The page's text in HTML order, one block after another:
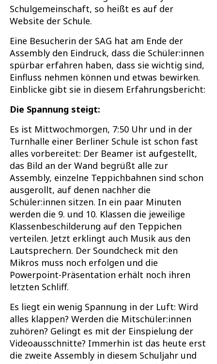
Schulgemeinschaft, so heißt es auf der
Website der Schule.
Eine Besucherin der SAG hat am Ende der
Assembly den Eindruck, dass die Schüler:innen
spürbar erfahren haben, dass sie wichtig sind,
Einfluss nehmen können und etwas bewirken.
Einblicke gibt sie in diesem Erfahrungsbericht:
Die Spannung steigt:
Es ist Mittwochmorgen, 7:50 Uhr und in der
Turnhalle einer Berliner Schule ist schon fast
alles vorbereitet: Der Beamer ist aufgestellt,
das Bild an der Wand begrüßt alle zur
Assembly, einzelne Teppichbahnen sind schon
ausgerollt, auf denen nachher die
Schüler:innen sitzen. In ein paar Minuten
werden die 9. und 10. Klassen die jeweilige
Klassenbeschilderung auf den Teppichen
verteilen. Jetzt erklingt auch Musik aus den
Lautsprechern. Der Soundcheck mit den
Mikros muss noch erfolgen und die
Powerpoint-Präsentation erhält noch ihren
letzten Schliff.
Es liegt ein wenig Spannung in der Luft: Wird
alles klappen? Werden die Mitschüler:innen
zuhören? Gelingt es mit der Einspielung der
Videoausschnitte? Immerhin ist das heute erst
die zweite Assembly in diesem Schuljahr und